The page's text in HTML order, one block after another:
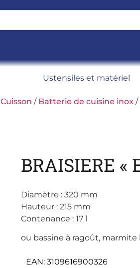
Ustensiles et matériel
Cuisson / Batterie de cuisine inox /
BRAISIERE «
Diamètre : 320 mm
Hauteur : 215 mm
Contenance : 17 l
ou bassine à ragoût, marmite
EAN: 3109616900326